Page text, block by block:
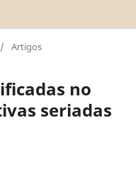
/ Artigos
no
seriadas